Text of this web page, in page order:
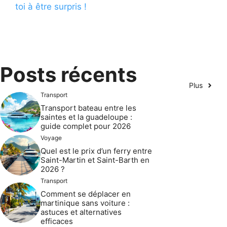
toi à être surpris !
Posts récents Plus
Transport
Transport bateau entre les
saintes et la guadeloupe :
guide complet pour 2026
Voyage
Quel est le prix d’un ferry entre
Saint-Martin et Saint-Barth en
2026 ?
Transport
Comment se déplacer en
martinique sans voiture :
astuces et alternatives
efficaces